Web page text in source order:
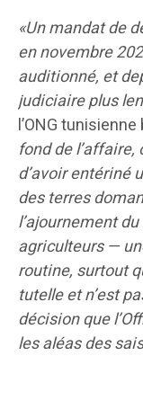
«Un mandat de
en novembre
auditionné, et
judiciaire plus
l’ONG
fond de
d’avoir entériné
des terres
l’ajournement
agriculteurs —
routine, surtout
tutelle et n’est
décision que
les aléas des